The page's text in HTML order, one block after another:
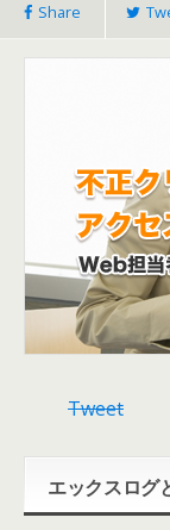
Share
リスティ
グ」。悪
無駄クリ
止します！
Tweet
エックスログ